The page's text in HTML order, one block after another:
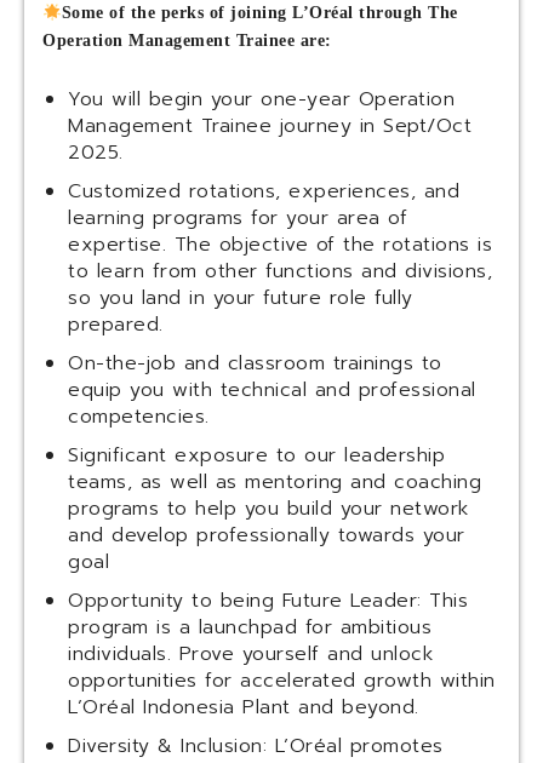
Some of the perks of joining L’Oréal through The
Operation Management Trainee are:
You will begin your one-year Operation
Management Trainee journey in Sept/Oct
2025.
Customized rotations, experiences, and
learning programs for your area of
expertise. The objective of the rotations is
to learn from other functions and divisions,
so you land in your future role fully
prepared.
On-the-job and classroom trainings to
equip you with technical and professional
competencies.
Significant exposure to our leadership
teams, as well as mentoring and coaching
programs to help you build your network
and develop professionally towards your
goal
Opportunity to being Future Leader: This
program is a launchpad for ambitious
individuals. Prove yourself and unlock
opportunities for accelerated growth within
L’Oréal Indonesia Plant and beyond.
Diversity & Inclusion: L’Oréal promotes